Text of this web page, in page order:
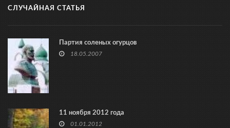
СЛУЧАЙНАЯ СТАТЬЯ
Партия соленых огурцов
18.05.2007
11 ноября 2012 года
01.01.2012